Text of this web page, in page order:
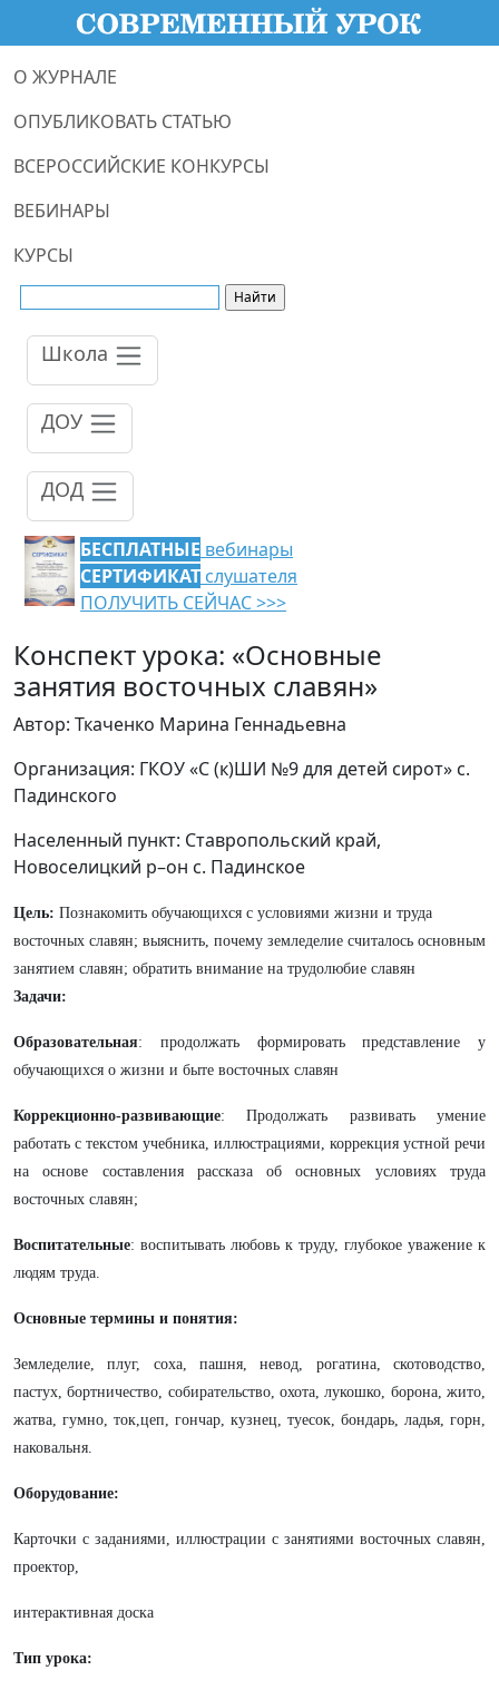
О ЖУРНАЛЕ
ОПУБЛИКОВАТЬ СТАТЬЮ
ВСЕРОССИЙСКИЕ КОНКУРСЫ
ВЕБИНАРЫ
КУРСЫ
Школа
ДОУ
ДОД
БЕСПЛАТНЫЕ вебинары
СЕРТИФИКАТ слушателя
ПОЛУЧИТЬ СЕЙЧАС >>>
Конспект урока: «Основные
занятия восточных славян»
Автор: Ткаченко Марина Геннадьевна
Организация: ГКОУ «С (к)ШИ №9 для детей сирот» с.
Падинского
Населенный пункт: Ставропольский край,
Новоселицкий р–он с. Падинское
Цель: Познакомить обучающихся с условиями жизни и труда
восточных славян; выяснить, почему земледелие считалось основным
занятием славян; обратить внимание на трудолюбие славян
Задачи:
Образовательная: продолжать формировать представление у
обучающихся о жизни и быте восточных славян
Коррекционно-развивающие: Продолжать развивать умение
работать с текстом учебника, иллюстрациями, коррекция устной речи
на основе составления рассказа об основных условиях труда
восточных славян;
Воспитательные: воспитывать любовь к труду, глубокое уважение к
людям труда.
Основные термины и понятия:
Земледелие, плуг, соха, пашня, невод, рогатина, скотоводство,
пастух, бортничество, собирательство, охота, лукошко, борона, жито,
жатва, гумно, ток,цеп, гончар, кузнец, туесок, бондарь, ладья, горн,
наковальня.
Оборудование:
Карточки с заданиями, иллюстрации с занятиями восточных славян,
проектор,
интерактивная доска
Тип урока: